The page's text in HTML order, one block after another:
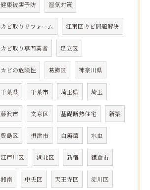
健康被害予防 湿気対策
カビ取りリフォーム 江東区カビ問題解決
カビ取り専門業者 足立区
カビの危険性 葛飾区 神奈川県
千葉県 千葉市 埼玉県 埼玉
藤沢市 文京区 基礎断熱住宅 新築
豊島区 摂津市 白癬菌 水虫
江戸川区 港北区 新宿 鎌倉市
湘南 中央区 天王寺区 淀川区